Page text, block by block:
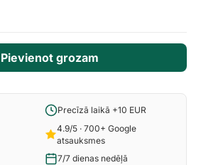
Pievienot grozam
Precīzā laikā +10 EUR
4.9/5 · 700+ Google
atsauksmes
7/7 dienas nedēļā